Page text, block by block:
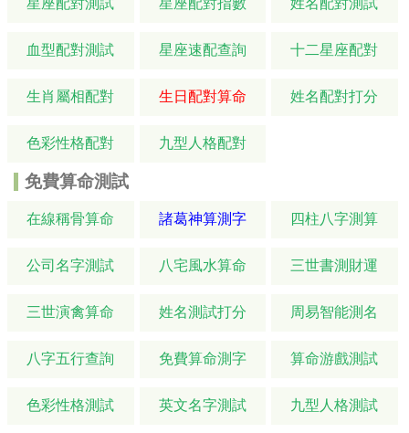
星座配對測試 星座配對指數 姓名配對測試
血型配對測試 星座速配查詢 十二星座配對
生肖屬相配對 生日配對算命 姓名配對打分
色彩性格配對 九型人格配對
免費算命測試
在線稱骨算命 諸葛神算測字 四柱八字測算
公司名字測試 八宅風水算命 三世書測財運
三世演禽算命 姓名測試打分 周易智能測名
八字五行查詢 免費算命測字 算命游戲測試
色彩性格測試 英文名字測試 九型人格測試